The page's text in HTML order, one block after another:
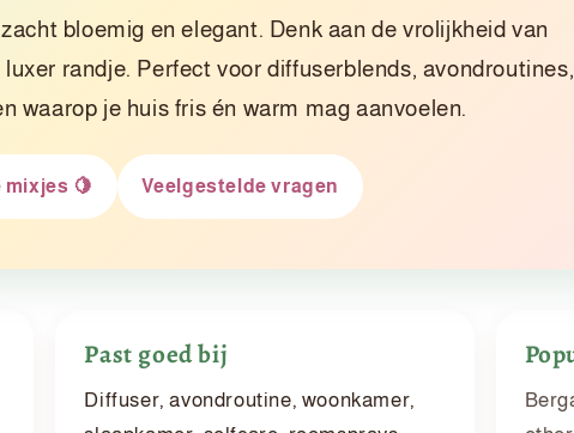
bloemig en elegant. Denk aan de vrolijkheid van
randje. Perfect voor diffuserblends, avondroutines,
waarop je huis fris én warm mag aanvoelen.
mixjes 🍋 Veelgestelde vragen
Past goed bij
Diffuser, avondroutine, woonkamer,